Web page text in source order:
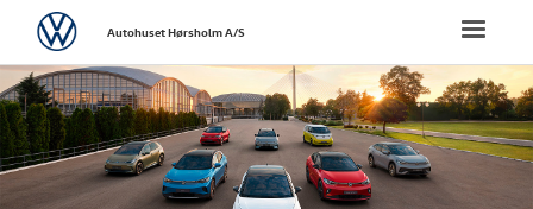
FORSIDE
NYE
Toggle
VolkswagenAutohuset Hørsholm A/S